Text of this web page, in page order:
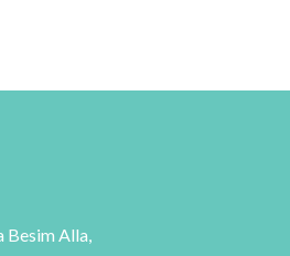
Besim Alla,